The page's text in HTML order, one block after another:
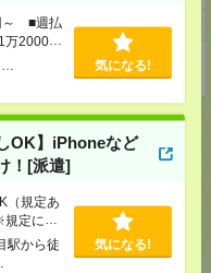
～ ■週払
2000円
気になる!
OK】iPhoneなど
！[派遣]
規定あ
定によ
駅から徒
気になる!